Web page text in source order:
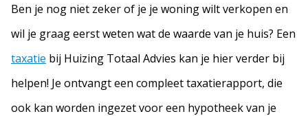
Ben je nog niet zeker of je je woning wilt verkopen en
wil je graag eerst weten wat de waarde van je huis? Een
taxatie bij Huizing Totaal Advies kan je hier verder bij
helpen! Je ontvangt een compleet taxatierapport, die
ook kan worden ingezet voor een hypotheek van je